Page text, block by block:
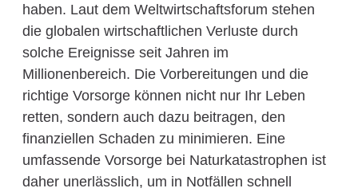
haben. Laut dem Weltwirtschaftsforum stehen
die globalen wirtschaftlichen Verluste durch
solche Ereignisse seit Jahren im
Millionenbereich. Die Vorbereitungen und die
richtige Vorsorge können nicht nur Ihr Leben
retten, sondern auch dazu beitragen, den
finanziellen Schaden zu minimieren. Eine
umfassende Vorsorge bei Naturkatastrophen ist
daher unerlässlich, um in Notfällen schnell